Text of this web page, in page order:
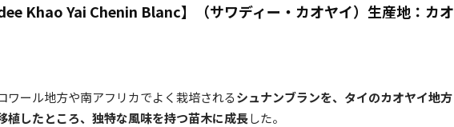
Khao Yai Chenin Blanc】（サワディー・カオヤイ）生産地：カオ
ワール地方や南アフリカでよく栽培されるシュナンブランを、タイのカオヤイ地方
植したところ、独特な風味を持つ苗木に成長した。